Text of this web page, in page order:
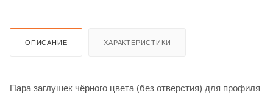
ОПИСАНИЕ ХАРАКТЕРИСТИКИ
Пара заглушек чёрного цвета (без отверстия) для профиля